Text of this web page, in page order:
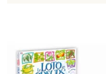
Taf Toys
Toys for Life